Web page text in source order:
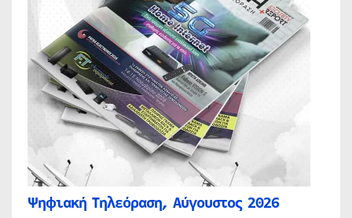
Ψηφιακή Τηλεόραση, Αύγουστος 2026